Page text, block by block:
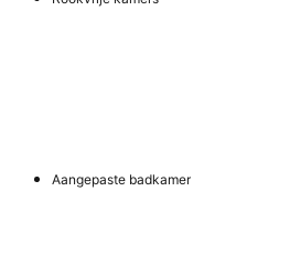
Aangepaste badkamer